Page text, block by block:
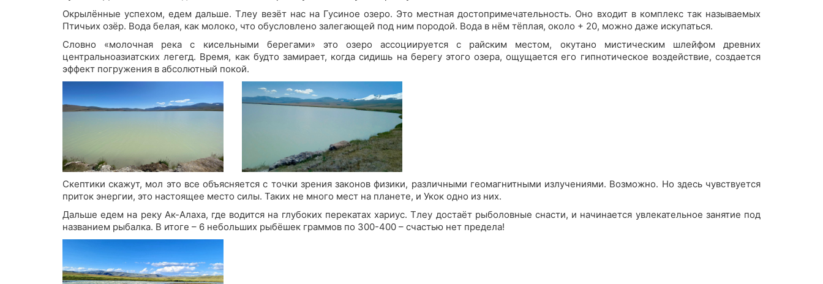
Окрылённые успехом, едем дальше. Тлеу везёт нас на Гусиное озеро. Это местная достопримечательность. Оно входит в комплекс так называемых
Птичьих озёр. Вода белая, как молоко, что обусловлено залегающей под ним породой. Вода в нём тёплая, около + 20, можно даже искупаться.
Словно «молочная река с кисельными берегами» это озеро ассоциируется с райским местом, окутано мистическим шлейфом древних
центральноазиатских легегд. Время, как будто замирает, когда сидишь на берегу этого озера, ощущается его гипнотическое воздействие, создается
эффект погружения в абсолютный покой.
Скептики скажут, мол это все объясняется с точки зрения законов физики, различными геомагнитными излучениями. Возможно. Но здесь чувствуется
приток энергии, это настоящее место силы. Таких не много мест на планете, и Укок одно из них.
Дальше едем на реку Ак-Алаха, где водится на глубоких перекатах хариус. Тлеу достаёт рыболовные снасти, и начинается увлекательное занятие под
названием рыбалка. В итоге – 6 небольших рыбёшек граммов по 300-400 – счастью нет предела!